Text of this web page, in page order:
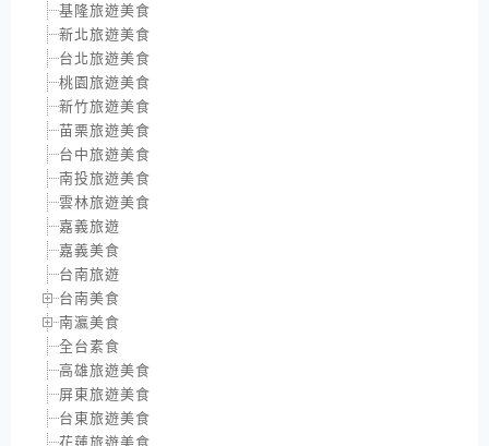
基隆旅遊美食
新北旅遊美食
台北旅遊美食
桃園旅遊美食
新竹旅遊美食
苗栗旅遊美食
台中旅遊美食
南投旅遊美食
雲林旅遊美食
嘉義旅遊
嘉義美食
台南旅遊
台南美食
南瀛美食
全台素食
高雄旅遊美食
屏東旅遊美食
台東旅遊美食
花蓮旅遊美食